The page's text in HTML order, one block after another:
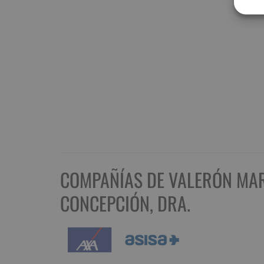
COMPAÑÍAS DE VALERÓN
CONCEPCIÓN, DRA.